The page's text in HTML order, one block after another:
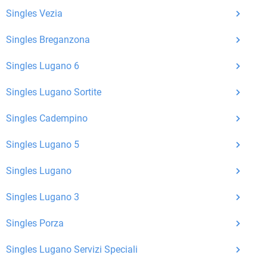
Matching-Spiel
: Matchen Sie täglich bis zu 100
spielend neue Leute kennenlernen.
Kostenlose Kontaktfunktionen
vielen anderen Singlebörsen bietet Bildkontakte
Große Community
Registrierungen haben Sie beste Chancen,
Einfach und intuitiv: Unsere Plattform ist
Singles Vezia
Singles Breganzona
Singles Lugano 6
Singles Lugano Sortite
Singles Cadempino
Singles Lugano 5
Singles Lugano
Singles Lugano 3
Singles Porza
Singles Lugano Servizi Speciali